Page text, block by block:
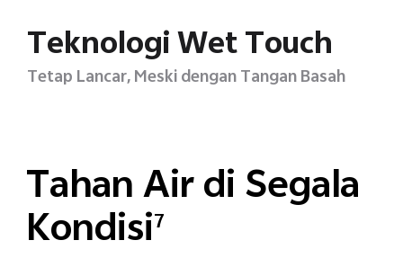
Teknologi Wet Touch
Tetap Lancar, Meski dengan Tangan Basah
Tahan Air di Segala
Kondisi7